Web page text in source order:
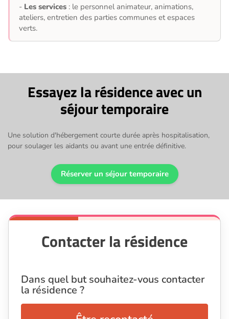
- Les services : le personnel animateur, animations,
ateliers, entretien des parties communes et espaces
verts.
Essayez la résidence avec un
séjour temporaire
Une solution d'hébergement courte durée après hospitalisation,
pour soulager les aidants ou avant une entrée définitive.
Réserver un séjour temporaire
Contacter la résidence
Dans quel but souhaitez-vous contacter
la résidence ?